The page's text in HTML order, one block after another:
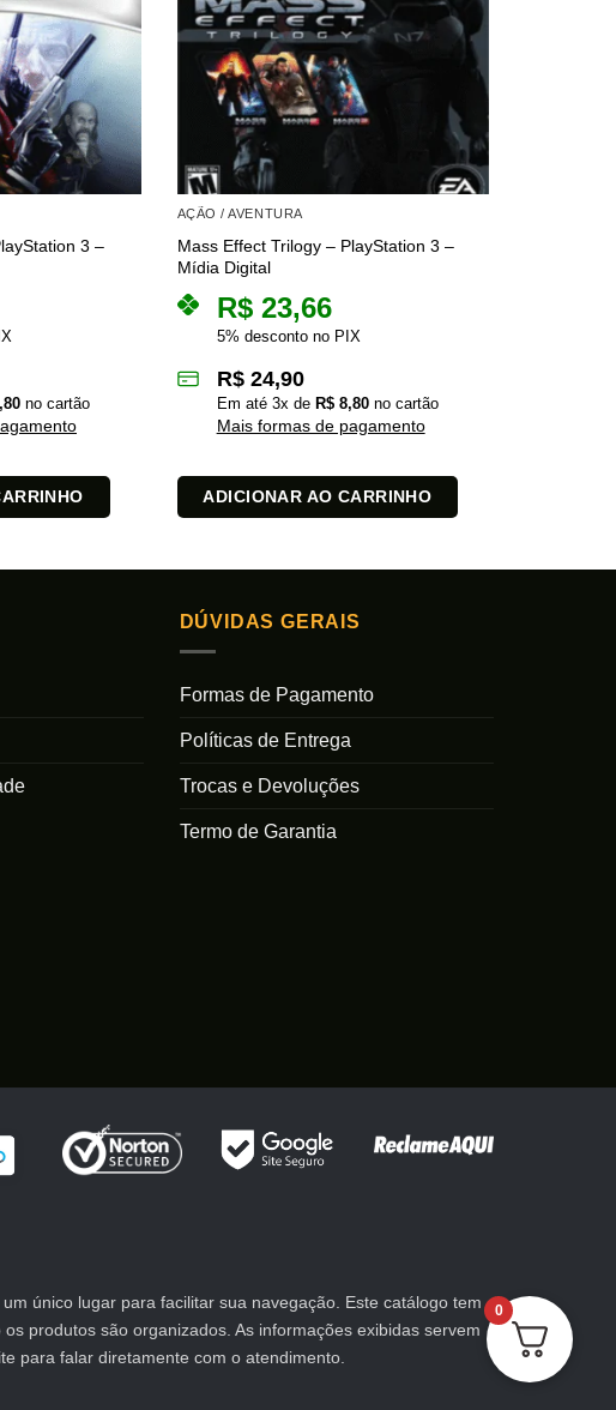
3 –
no cartão
AÇÃO / AVENTURA
Mass Effect Trilogy – PlayStation 3 –
Mídia Digital
R$23,66
5% desconto no PIX
R$24,90
Em até 3x de R$8,80no cartão
Mais formas de pagamento
ADICIONAR AO CARRINHO
DÚVIDAS GERAIS
Formas de Pagamento
Políticas de Entrega
Trocas e Devoluções
Termo de Garantia
único lugar para facilitar sua navegação. Este catálogo tem
produtos são organizados. As informações exibidas servem
para falar diretamente com o atendimento.
0